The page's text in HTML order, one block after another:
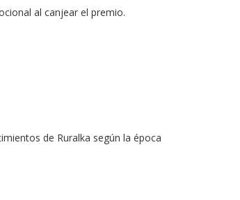
al canjear el premio.
de Ruralka según la época